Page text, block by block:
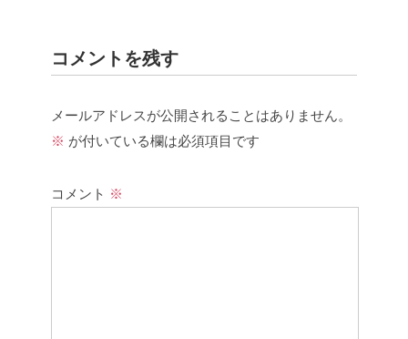
コメントを残す
メールアドレスが公開されることはありません。
※ が付いている欄は必須項目です
コメント ※